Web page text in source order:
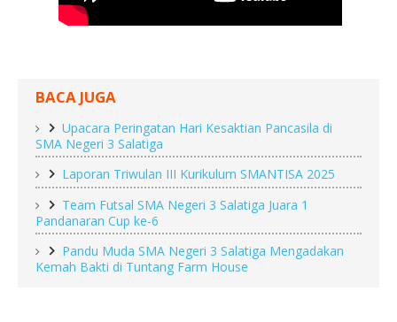
BACA JUGA
Upacara Peringatan Hari Kesaktian Pancasila di
SMA Negeri 3 Salatiga
Laporan Triwulan III Kurikulum SMANTISA 2025
Team Futsal SMA Negeri 3 Salatiga Juara 1
Pandanaran Cup ke-6
Pandu Muda SMA Negeri 3 Salatiga Mengadakan
Kemah Bakti di Tuntang Farm House